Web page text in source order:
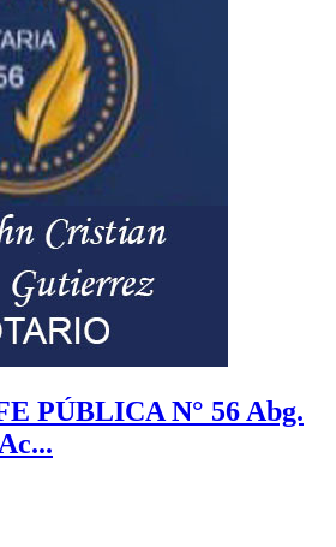
PÚBLICA N° 56 Abg.